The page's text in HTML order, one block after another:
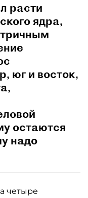
расти
ядра,
юг и восток,
остаются
надо
четыре